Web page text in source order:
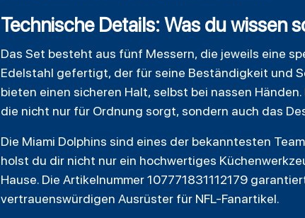
Technische Details: Was du wissen
Das Set besteht aus fünf Messern, die jeweils eine
Edelstahl gefertigt, der für seine Beständigkeit und
bieten einen sicheren Halt, selbst bei nassen
die nicht nur für Ordnung sorgt, sondern auch das
Die Miami Dolphins sind eines der bekanntesten
holst du dir nicht nur ein hochwertiges
Hause. Die Artikelnummer 107771831112179
vertrauenswürdigen Ausrüster für NFL-Fanartikel.